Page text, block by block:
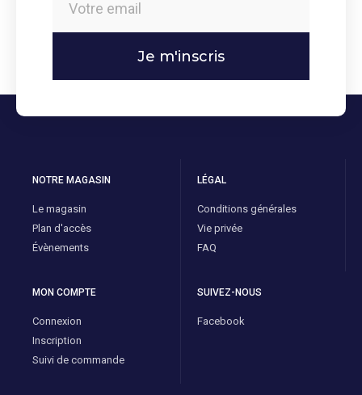
Je m'inscris
NOTRE MAGASIN
Le magasin
Plan d'accès
Évènements
LÉGAL
Conditions générales
Vie privée
FAQ
MON COMPTE
Connexion
Inscription
Suivi de commande
SUIVEZ-NOUS
Facebook